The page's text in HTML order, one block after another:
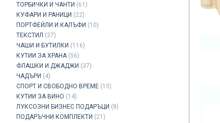
ТОРБИЧКИ И ЧАНТИ (61)
КУФАРИ И РАНИЦИ (22)
ПОРТФЕЙЛИ И КАЛЪФИ (10)
ТЕКСТИЛ (37)
ЧАШИ И БУТИЛКИ (116)
КУТИИ ЗА ХРАНА (56)
ФЛАШКИ И ДЖАДЖИ (37)
ЧАДЪРИ (4)
СПОРТ И СВОБОДНО ВРЕМЕ (15)
КУТИИ ЗА ВИНО (14)
ЛУКСОЗНИ БИЗНЕС ПОДАРЪЦИ (8)
ПОДАРЪЧНИ КОМПЛЕКТИ (21)